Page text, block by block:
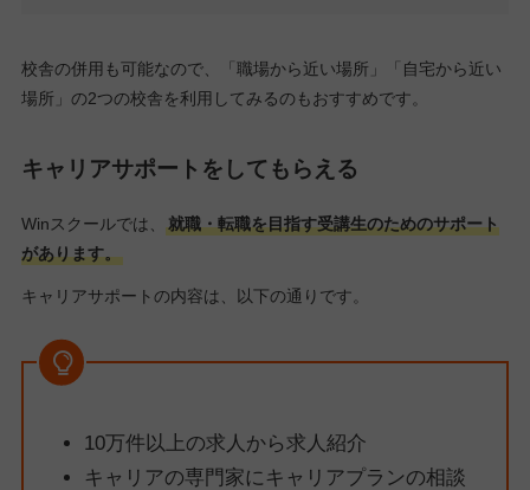
校舎の併用も可能なので、「職場から近い場所」「自宅から近い
場所」の2つの校舎を利用してみるのもおすすめです。
キャリアサポートをしてもらえる
Winスクールでは、
就職・転職を目指す受講生のためのサポート
があります。
キャリアサポートの内容は、以下の通りです。
10万件以上の求人から求人紹介
キャリアの専門家にキャリアプランの相談